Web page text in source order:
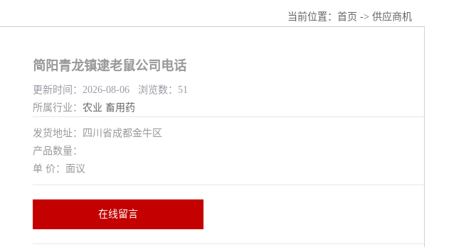
当前位置： 首页 -> 供应商机
简阳青龙镇逮老鼠公司电话
更新时间：2026-08-06 浏览数：51
所属行业： 农业 畜用药
发货地址：四川省成都金牛区
产品数量：
单 价：面议
在线留言